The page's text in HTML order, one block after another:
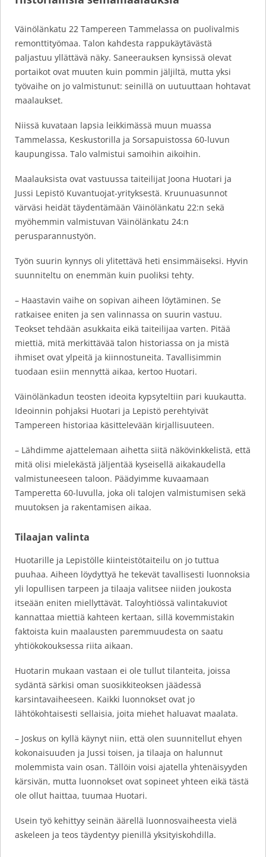
Väinölänkatu 22 Tampereen Tammelassa on puolivalmis
remonttityömaa. Talon kahdesta rappukäytävästä
paljastuu yllättävä näky. Saneerauksen kynsissä olevat
portaikot ovat muuten kuin pommin jäljiltä, mutta yksi
työvaihe on jo valmistunut: seinillä on uutuuttaan hohtavat
maalaukset.
Niissä kuvataan lapsia leikkimässä muun muassa
Tammelassa, Keskustorilla ja Sorsapuistossa 60-luvun
kaupungissa. Talo valmistui samoihin aikoihin.
Maalauksista ovat vastuussa taiteilijat Joona Huotari ja
Jussi Lepistö Kuvantuojat-yrityksestä. Kruunuasunnot
värväsi heidät täydentämään Väinölänkatu 22:n sekä
myöhemmin valmistuvan Väinölänkatu 24:n
perusparannustyön.
Työn suurin kynnys oli ylitettävä heti ensimmäiseksi. Hyvin
suunniteltu on enemmän kuin puoliksi tehty.
– Haastavin vaihe on sopivan aiheen löytäminen. Se
ratkaisee eniten ja sen valinnassa on suurin vastuu.
Teokset tehdään asukkaita eikä taiteilijaa varten. Pitää
miettiä, mitä merkittävää talon historiassa on ja mistä
ihmiset ovat ylpeitä ja kiinnostuneita. Tavallisimmin
tuodaan esiin mennyttä aikaa, kertoo Huotari.
Väinölänkadun teosten ideoita kypsyteltiin pari kuukautta.
Ideoinnin pohjaksi Huotari ja Lepistö perehtyivät
Tampereen historiaa käsittelevään kirjallisuuteen.
– Lähdimme ajattelemaan aihetta siitä näkövinkkelistä, että
mitä olisi mielekästä jäljentää kyseisellä aikakaudella
valmistuneeseen taloon. Päädyimme kuvaamaan
Tamperetta 60-luvulla, joka oli talojen valmistumisen sekä
muutoksen ja rakentamisen aikaa.
Tilaajan valinta
Huotarille ja Lepistölle kiinteistötaiteilu on jo tuttua
puuhaa. Aiheen löydyttyä he tekevät tavallisesti luonnoksia
yli lopullisen tarpeen ja tilaaja valitsee niiden joukosta
itseään eniten miellyttävät. Taloyhtiössä valintakuviot
kannattaa miettiä kahteen kertaan, sillä kovemmistakin
faktoista kuin maalausten paremmuudesta on saatu
yhtiökokouksessa riita aikaan.
Huotarin mukaan vastaan ei ole tullut tilanteita, joissa
sydäntä särkisi oman suosikkiteoksen jäädessä
karsintavaiheeseen. Kaikki luonnokset ovat jo
lähtökohtaisesti sellaisia, joita miehet haluavat maalata.
– Joskus on kyllä käynyt niin, että olen suunnitellut ehyen
kokonaisuuden ja Jussi toisen, ja tilaaja on halunnut
molemmista vain osan. Tällöin voisi ajatella yhtenäisyyden
kärsivän, mutta luonnokset ovat sopineet yhteen eikä tästä
ole ollut haittaa, tuumaa Huotari.
Usein työ kehittyy seinän äärellä luonnosvaiheesta vielä
askeleen ja teos täydentyy pienillä yksityiskohdilla.